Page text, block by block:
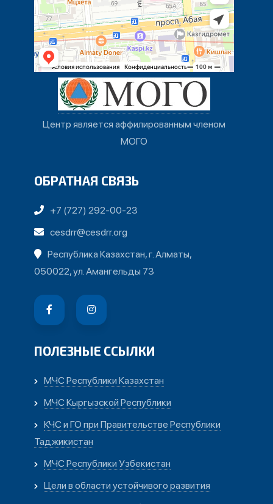
Центр является аффилированным членом
МОГО
ОБРАТНАЯ СВЯЗЬ
+7 (727) 292-00-23
cesdrr@cesdrr.org
Республика Казахстан, г. Алматы,
050022, ул. Амангельды 73
ПОЛЕЗНЫЕ ССЫЛКИ
МЧС Республики Казахстан
МЧС Кыргызской Республики
КЧС и ГО при Правительстве Республики
Таджикистан
МЧС Республики Узбекистан
Цели в области устойчивого развития